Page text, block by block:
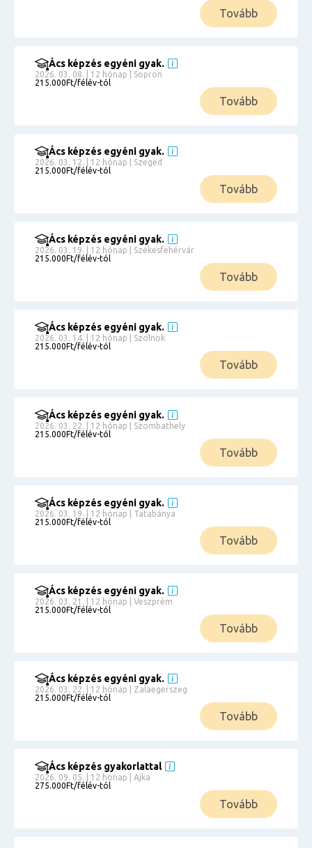
Tovább
Ács képzés egyéni gyak.
2026. 03. 08. | 12 hónap | Sopron
215.000Ft/félév-tól
Tovább
Ács képzés egyéni gyak.
2026. 03. 12. | 12 hónap | Szeged
215.000Ft/félév-tól
Tovább
Ács képzés egyéni gyak.
2026. 03. 19. | 12 hónap | Székesfehérvár
215.000Ft/félév-tól
Tovább
Ács képzés egyéni gyak.
2026. 03. 14. | 12 hónap | Szolnok
215.000Ft/félév-tól
Tovább
Ács képzés egyéni gyak.
2026. 03. 22. | 12 hónap | Szombathely
215.000Ft/félév-tól
Tovább
Ács képzés egyéni gyak.
2026. 03. 19. | 12 hónap | Tatabánya
215.000Ft/félév-tól
Tovább
Ács képzés egyéni gyak.
2026. 03. 21. | 12 hónap | Veszprém
215.000Ft/félév-tól
Tovább
Ács képzés egyéni gyak.
2026. 03. 22. | 12 hónap | Zalaegerszeg
215.000Ft/félév-tól
Tovább
Ács képzés gyakorlattal
2026. 09. 05. | 12 hónap | Ajka
275.000Ft/félév-tól
Tovább